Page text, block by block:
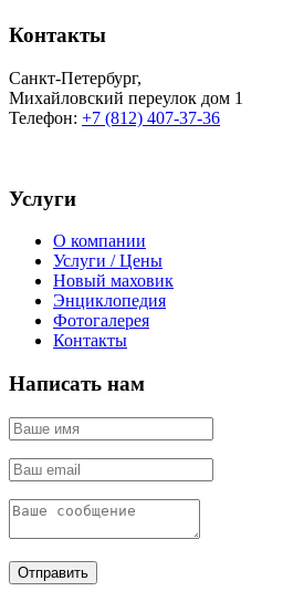
Контакты
Санкт-Петербург,
Михайловский переулок дом 1
Телефон: +7 (812) 407-37-36
Услуги
О компании
Услуги / Цены
Новый маховик
Энциклопедия
Фотогалерея
Контакты
Написать нам
Отправить